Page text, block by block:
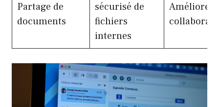
Partage de
documents
sécurisé de
fichiers
internes
Améliore